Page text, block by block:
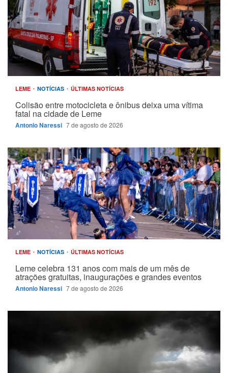
LEME NOTÍCIAS ÚLTIMAS NOTÍCIAS
Colisão entre motocicleta e ônibus deixa uma vítima
fatal na cidade de Leme
Antonio Naressi 7 de agosto de 2026
LEME NOTÍCIAS ÚLTIMAS NOTÍCIAS
Leme celebra 131 anos com mais de um mês de
atrações gratuitas, inaugurações e grandes eventos
Antonio Naressi 7 de agosto de 2026